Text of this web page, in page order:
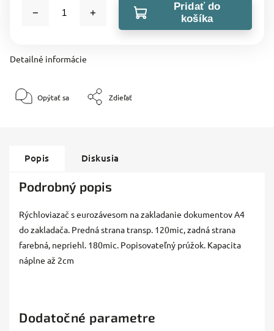
Pridať do
košíka
Detailné informácie
Opýtať sa Zdieľať
Popis Diskusia
Podrobný popis
Rýchloviazač s eurozávesom na zakladanie dokumentov A4
do zakladača. Predná strana transp. 120mic, zadná strana
farebná, nepriehl. 180mic. Popisovateľný prúžok. Kapacita
náplne až 2cm
Dodatočné parametre